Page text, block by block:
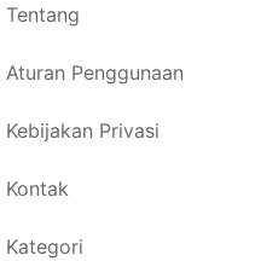
Tentang
Aturan Penggunaan
Kebijakan Privasi
Kontak
Kategori